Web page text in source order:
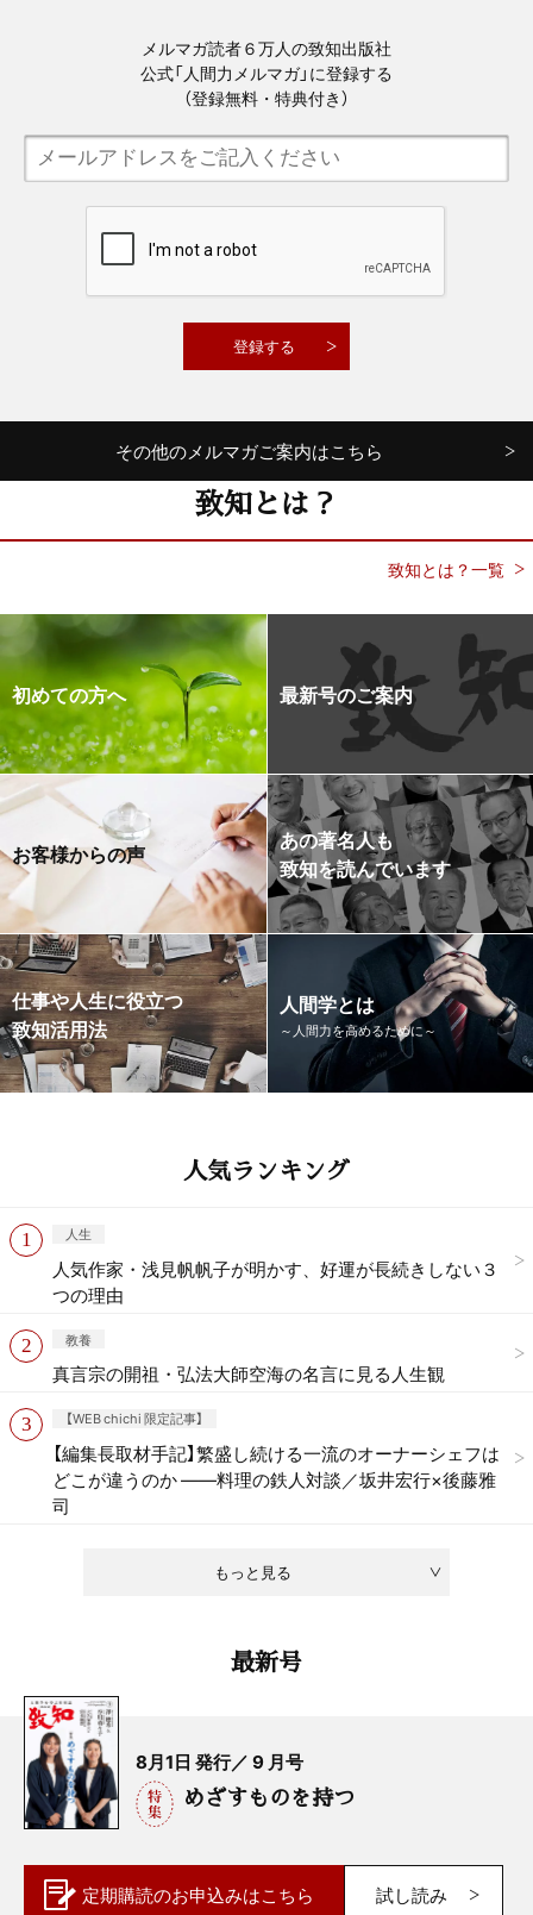
メルマガ読者６万人の致知出版社
公式「人間力メルマガ」に登録する
（登録無料・特典付き）
その他のメルマガご案内はこちら
致知とは？
致知とは？一覧
初めての方へ 最新号のご案内
お客様からの声
あの著名人も
致知を読んでいます
仕事や人生に役立つ
致知活用法
人間学とは
～人間力を高めるために～
人気ランキング
もっと見る
人生
人気作家・浅見帆帆子が明かす、好運が長続きしない３
つの理由
教養
真言宗の開祖・弘法大師空海の名言に見る人生観
【WEB chichi 限定記事】
【編集長取材手記】繁盛し続ける一流のオーナーシェフは
どこが違うのか ——料理の鉄人対談／坂井宏行×後藤雅
司
最新号
8月1日 発行／ 9 月号
めざすものを持つ
定期購読のお申込みはこちら 試し読み